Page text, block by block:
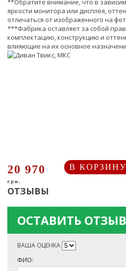
**Обратите внимание, что в
яркости монитора или дисплея,
отличаться от изображенного на
***Фабрика оставляет за собой
комплектацию, конструкцию и
влияющие на их основное
20 970
грн.
В КОРЗИНУ
ОТЗЫВЫ
ОСТАВИТЬ
ВАША ОЦЕНКА
ФИО: